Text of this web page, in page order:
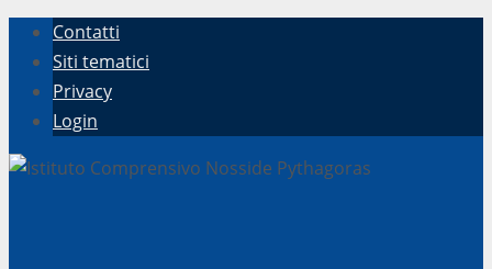
Contatti
Siti tematici
Privacy
Login